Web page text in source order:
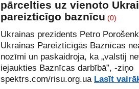
pārcelties uz vienoto
pareizticīgo baznīcu (0)
Ukrainas prezidents Petro
Ukrainas Pareizticīgās Baznīcas
nozīmi un paskaidroja, ka „valstij
iejaukties Baznīcas darbībā”, -ziņo
spektrs.com/risu.org.ua Lasīt